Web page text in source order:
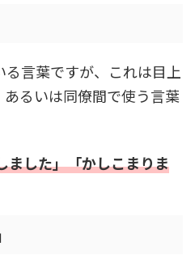
言葉ですが、これは目上
るいは同僚間で使う言葉
ました」「かしこまりま